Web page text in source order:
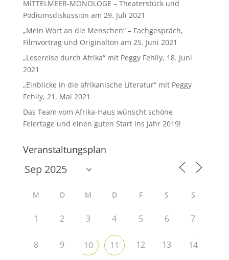
MITTELMEER-MONOLOGE – Theaterstück und
Podiumsdiskussion am 29. Juli 2021
„Mein Wort an die Menschen“ – Fachgespräch,
Filmvortrag und Originalton am 25. Juni 2021
„Lesereise durch Afrika“ mit Peggy Fehily, 18. Juni
2021
„Einblicke in die afrikanische Literatur“ mit Peggy
Fehily, 21. Mai 2021
Das Team vom Afrika-Haus wünscht schöne
Feiertage und einen guten Start ins Jahr 2019!
Veranstaltungsplan
M D M D F S S
1 2 3 4 5 6 7
8 9 10 11 12 13 14